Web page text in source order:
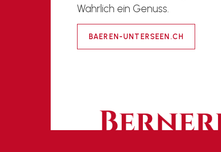
Wahrlich ein Genuss.
BAEREN-UNTERSEEN.CH